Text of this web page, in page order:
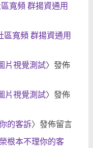
寬頻 群揚資通用
區寬頻 群揚資通用
片視覺測試〉發佈
片視覺測試〉發佈
的客訴〉發佈留言
根本不理你的客